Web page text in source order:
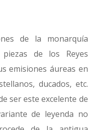
de la monarquía
de los Reyes
emisiones áureas en
ducados, etc.
ser este excelente de
de leyenda no